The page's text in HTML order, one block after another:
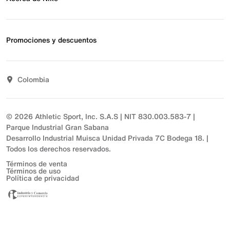
Devoluciones
Comunicate con nosotros
Noticias
Sostenibilidad
Promociones y descuentos
T&C actividades comerciales
Colombia
© 2026 Athletic Sport, Inc. S.A.S | NIT 830.003.583-7 |
Parque Industrial Gran Sabana
Desarrollo Industrial Muisca Unidad Privada 7C Bodega 18. |
Todos los derechos reservados.
Términos de venta
Términos de uso
Política de privacidad